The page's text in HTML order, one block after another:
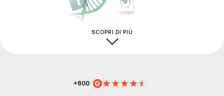
SCOPRI DI PIÙ
+800